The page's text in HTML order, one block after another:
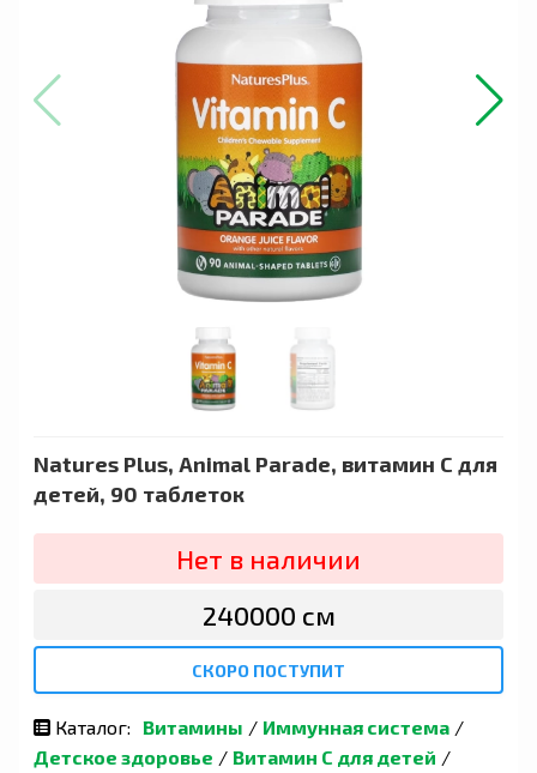
Natures Plus, Animal Parade, витамин C для
детей, 90 таблеток
Нет в наличии
240000 сӯм
СКОРО ПОСТУПИТ
Каталог: Витамины / Иммунная система /
Детское здоровье / Витамин С для детей /